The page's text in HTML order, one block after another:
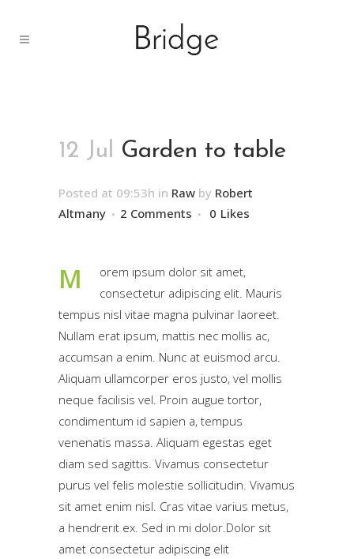
12 Jul Garden to table
Posted at 09:53h in Raw by Robert
Altmany
2 Comments 0 Likes
M
orem ipsum dolor sit amet,
consectetur adipiscing elit. Mauris
tempus nisl vitae magna pulvinar laoreet.
Nullam erat ipsum, mattis nec mollis ac,
accumsan a enim. Nunc at euismod arcu.
Aliquam ullamcorper eros justo, vel mollis
neque facilisis vel. Proin augue tortor,
condimentum id sapien a, tempus
venenatis massa. Aliquam egestas eget
diam sed sagittis. Vivamus consectetur
purus vel felis molestie sollicitudin. Vivamus
sit amet enim nisl. Cras vitae varius metus,
a hendrerit ex. Sed in mi dolor.Dolor sit
amet consectetur adipiscing elit